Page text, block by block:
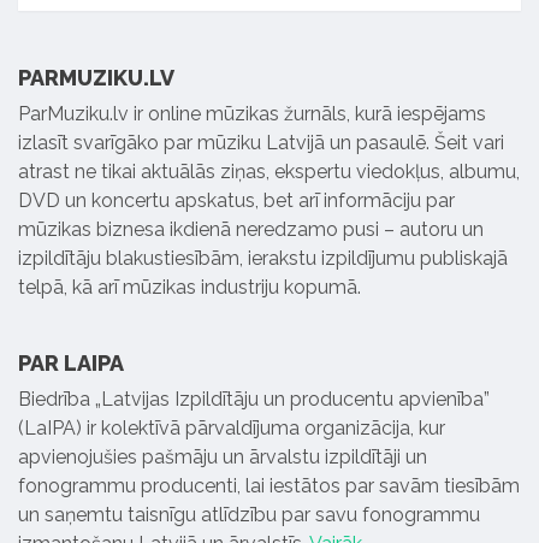
PARMUZIKU.LV
ParMuziku.lv ir online mūzikas žurnāls, kurā iespējams
izlasīt svarīgāko par mūziku Latvijā un pasaulē. Šeit vari
atrast ne tikai aktuālās ziņas, ekspertu viedokļus, albumu,
DVD un koncertu apskatus, bet arī informāciju par
mūzikas biznesa ikdienā neredzamo pusi – autoru un
izpildītāju blakustiesībām, ierakstu izpildījumu publiskajā
telpā, kā arī mūzikas industriju kopumā.
PAR LAIPA
Biedrība „Latvijas Izpildītāju un producentu apvienība”
(LaIPA) ir kolektīvā pārvaldījuma organizācija, kur
apvienojušies pašmāju un ārvalstu izpildītāji un
fonogrammu producenti, lai iestātos par savām tiesībām
un saņemtu taisnīgu atlīdzību par savu fonogrammu